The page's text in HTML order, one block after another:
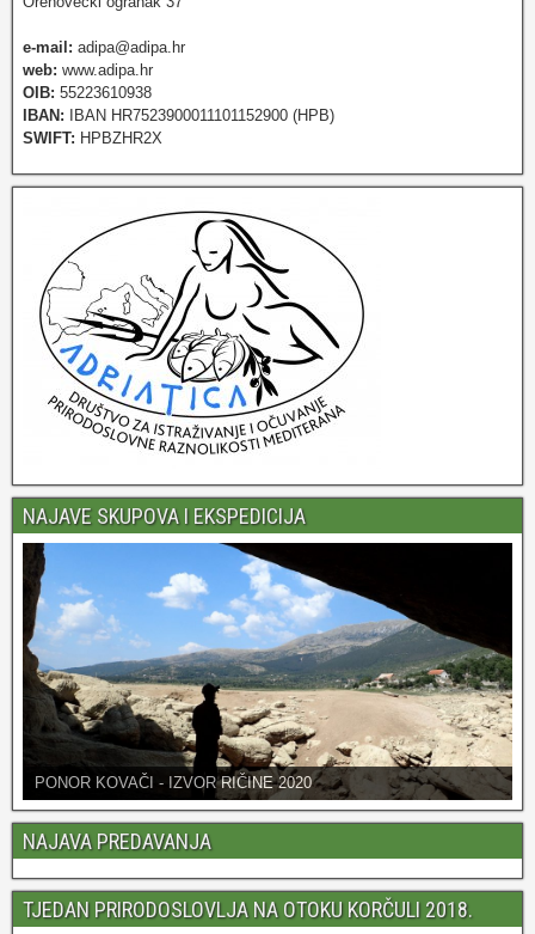
e-mail: adipa@adipa.hr
web: www.adipa.hr
OIB: 55223610938
IBAN: IBAN HR7523900011101152900 (HPB)
SWIFT: HPBZHR2X
NAJAVE SKUPOVA I EKSPEDICIJA
PONOR KOVAČI - IZVOR RIČINE 2020
NAJAVA PREDAVANJA
TJEDAN PRIRODOSLOVLJA NA OTOKU KORČULI 2018.